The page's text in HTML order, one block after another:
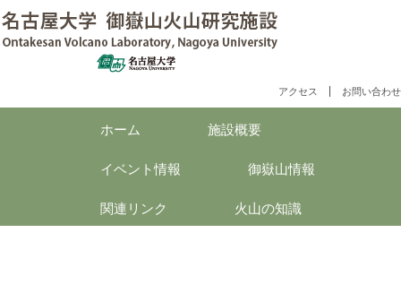
アクセス お問い合わせ
ホーム 施設概要
イベント情報 御嶽山情報
関連リンク 火山の知識
火山超雑学クイズ